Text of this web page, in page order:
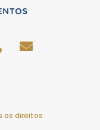
os direitos